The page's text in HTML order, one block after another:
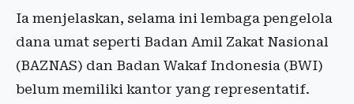
Ia menjelaskan, selama ini lembaga pengelola
dana umat seperti Badan Amil Zakat Nasional
(BAZNAS) dan Badan Wakaf Indonesia (BWI)
belum memiliki kantor yang representatif.